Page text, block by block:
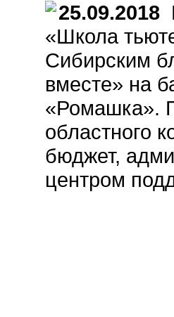
25.09.2018
«Школа
Сибирским
вместе» на
«Ромашка».
областного
бюджет,
центром